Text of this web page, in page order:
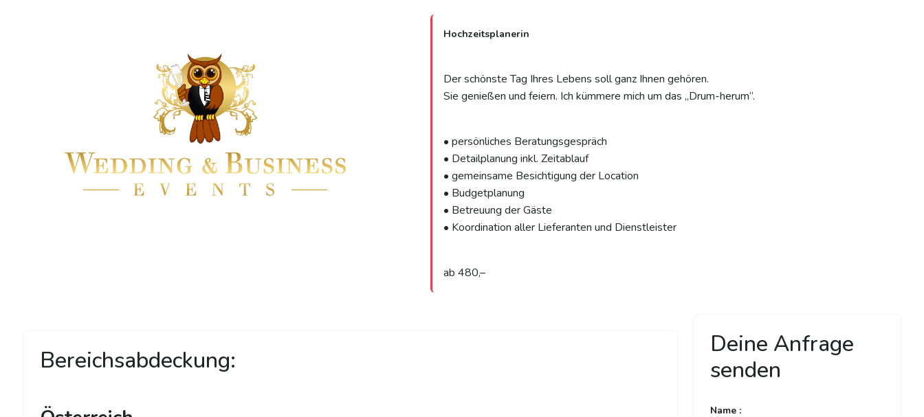
Hochzeitsplanerin
Der schönste Tag Ihres Lebens soll ganz Ihnen gehören.
Sie genießen und feiern. Ich kümmere mich um das „Drum-herum“.
• persönliches Beratungsgespräch
• Detailplanung inkl. Zeitablauf
• gemeinsame Besichtigung der Location
• Budgetplanung
• Betreuung der Gäste
• Koordination aller Lieferanten und Dienstleister
ab 480,–
Bereichsabdeckung:
Deine Anfrage
senden
Name :